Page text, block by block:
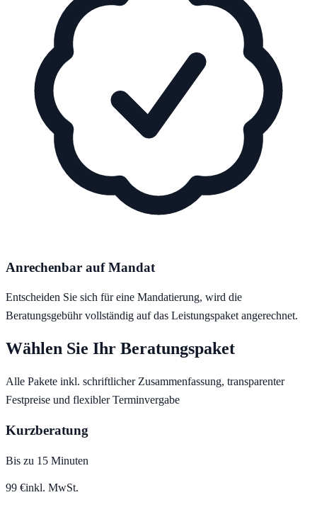
Anrechenbar auf Mandat
Entscheiden Sie sich für eine Mandatierung, wird die
Beratungsgebühr vollständig auf das Leistungspaket angerechnet.
Wählen Sie Ihr Beratungspaket
Alle Pakete inkl. schriftlicher Zusammenfassung, transparenter
Festpreise und flexibler Terminvergabe
Kurzberatung
Bis zu 15 Minuten
99 €inkl. MwSt.